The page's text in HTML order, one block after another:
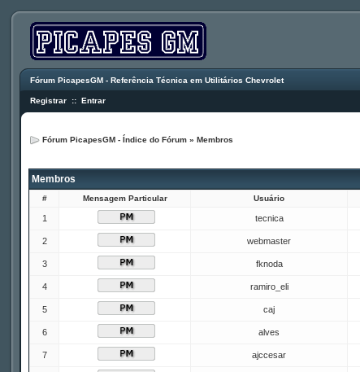
Fórum PicapesGM - Referência Técnica em Utilitários Chevrolet
Registrar :: Entrar
Fórum PicapesGM - Índice do Fórum » Membros
Membros
# Mensagem Particular Usuário
1 tecnica
2 webmaster
3 fknoda
4 ramiro_eli
5 caj
6 alves
7 ajccesar